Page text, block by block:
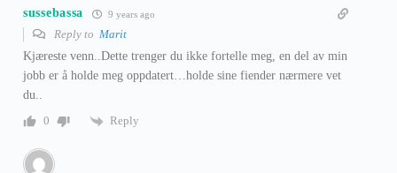
sussebassa 9 years ago
Reply to Marit
Kjæreste venn..Dette trenger du ikke fortelle meg, en del av min
jobb er å holde meg oppdatert…holde sine fiender nærmere vet
du..
0
Reply